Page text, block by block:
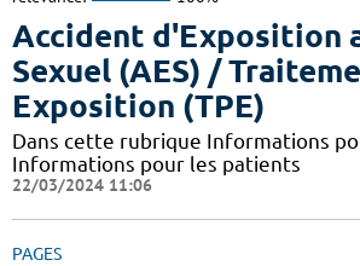
Accident d'Exposition
Sexuel (AES) /
Exposition (TPE)
Dans cette rubrique Informations
Informations pour les patients
22/03/2024 11:06
PAGES